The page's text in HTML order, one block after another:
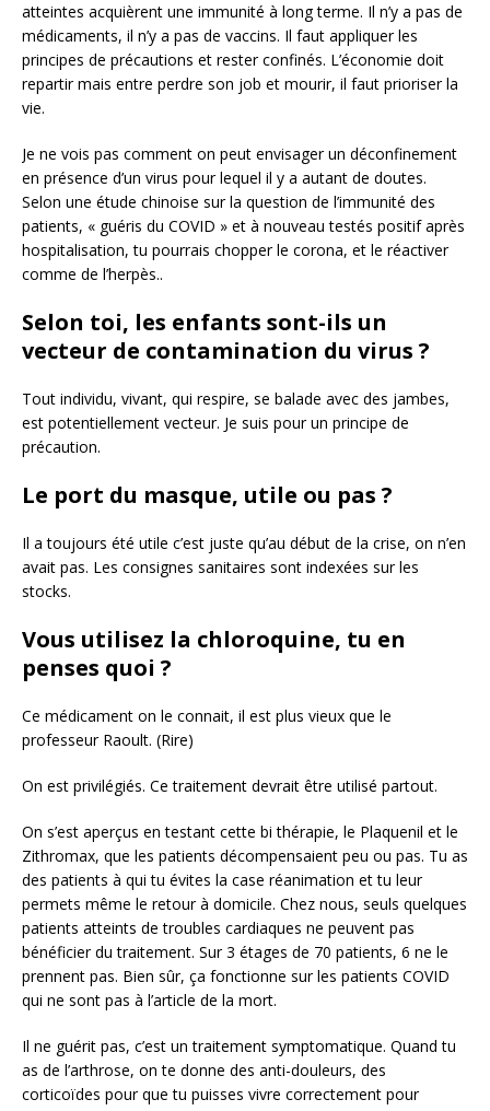
atteintes acquièrent une immunité à long terme. Il n’y a pas de
médicaments, il n’y a pas de vaccins. Il faut appliquer les
principes de précautions et rester confinés. L’économie doit
repartir mais entre perdre son job et mourir, il faut prioriser la
vie.
Je ne vois pas comment on peut envisager un déconfinement
en présence d’un virus pour lequel il y a autant de doutes.
Selon une étude chinoise sur la question de l’immunité des
patients, « guéris du COVID » et à nouveau testés positif après
hospitalisation, tu pourrais chopper le corona, et le réactiver
comme de l’herpès..
Selon toi, les enfants sont-ils un
vecteur de contamination du virus ?
Tout individu, vivant, qui respire, se balade avec des jambes,
est potentiellement vecteur. Je suis pour un principe de
précaution.
Le port du masque, utile ou pas ?
Il a toujours été utile c’est juste qu’au début de la crise, on n’en
avait pas. Les consignes sanitaires sont indexées sur les
stocks.
Vous utilisez la chloroquine, tu en
penses quoi ?
Ce médicament on le connait, il est plus vieux que le
professeur Raoult. (Rire)
On est privilégiés. Ce traitement devrait être utilisé partout.
On s’est aperçus en testant cette bi thérapie, le Plaquenil et le
Zithromax, que les patients décompensaient peu ou pas. Tu as
des patients à qui tu évites la case réanimation et tu leur
permets même le retour à domicile. Chez nous, seuls quelques
patients atteints de troubles cardiaques ne peuvent pas
bénéficier du traitement. Sur 3 étages de 70 patients, 6 ne le
prennent pas. Bien sûr, ça fonctionne sur les patients COVID
qui ne sont pas à l’article de la mort.
Il ne guérit pas, c’est un traitement symptomatique. Quand tu
as de l’arthrose, on te donne des anti-douleurs, des
corticoïdes pour que tu puisses vivre correctement pour